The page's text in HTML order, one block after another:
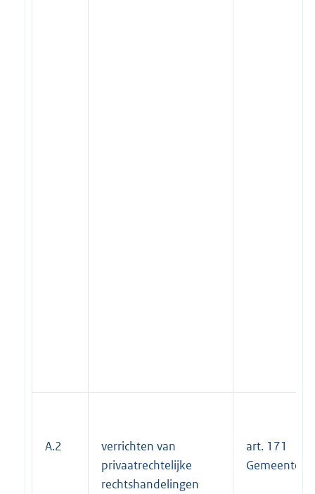
A.2
verrichten van
privaatrechtelijke
rechtshandelingen
art. 171
Gemeente-